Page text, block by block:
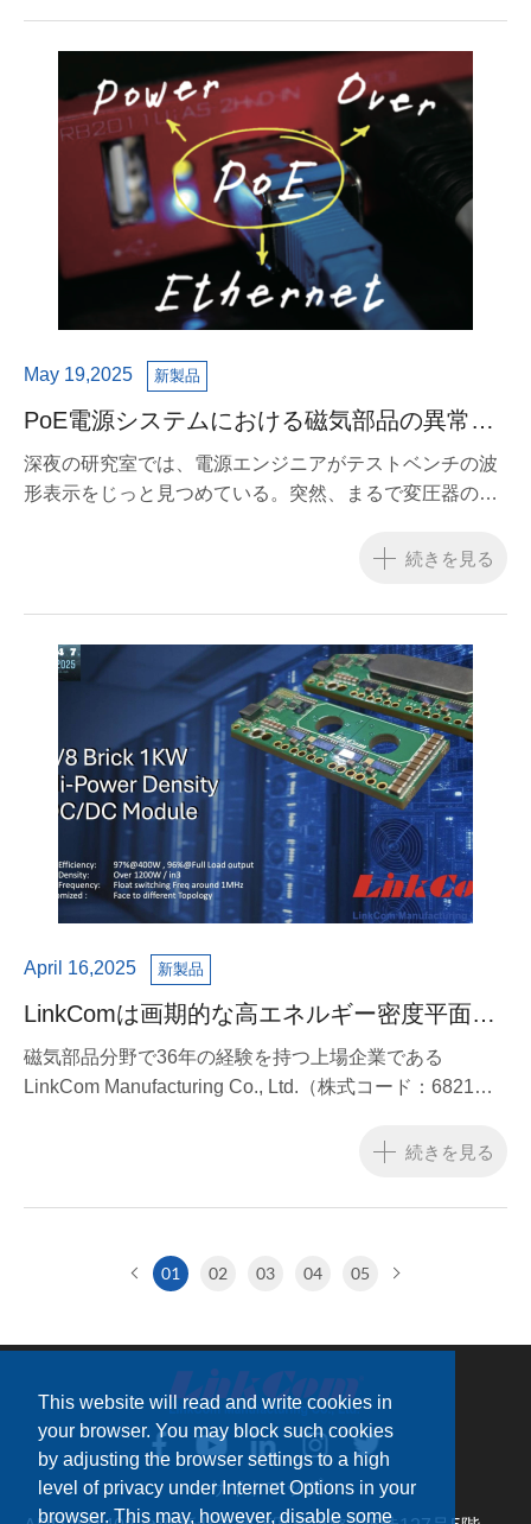
This website will read and write cookies in
your browser. You may block such cookies
by adjusting the browser settings to a high
level of privacy under Internet Options in your
browser. This may, however, disable some
な環境で製品の信頼性と安全性を向上させることに貢献
しています。
May 19,2025 新製品
PoE電源システムにおける磁気部品の異常音
現象について
深夜の研究室では、電源エンジニアがテストベンチの波
形表示をじっと見つめている。突然、まるで変圧器の奥
音が静寂を破った。これは珍しい現象ではありません
続きを見る
April 16,2025 新製品
LinkComは画期的な高エネルギー密度平面ト
ランス技術を発表し、電力効率と放熱の新た
な基準を確立しました。
磁気部品分野で36年の経験を持つ上場企業である
LinkCom Manufacturing Co., Ltd.（株式コード：6821）
続きを見る
01 02 03 04 05
サイトマップ